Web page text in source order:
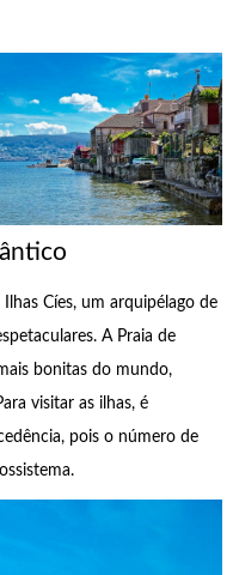
Cíes, um arquipélago de
A Praia de
bonitas do mundo,
visitar as ilhas, é
pois o número de